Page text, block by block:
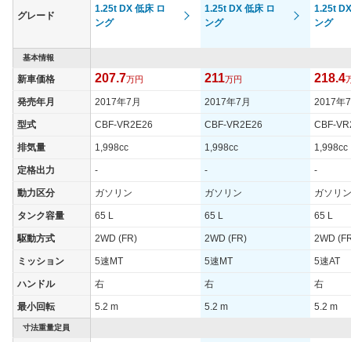
グレード
1.25t DX 低床 ロ
ング
1.25t DX 低床 ロ
ング
1.25t
ング
基本情報
新車価格 207.7万円 211万円 218.4
発売年月 2017年7月 2017年7月 2017年
型式 CBF-VR2E26 CBF-VR2E26 CBF-
排気量 1,998cc 1,998cc 1,998cc
定格出力 - - -
動力区分 ガソリン ガソリン ガソリン
タンク容量 65 L 65 L 65 L
駆動方式 2WD (FR) 2WD (FR) 2WD
ミッション 5速MT 5速MT 5速AT
ハンドル 右 右 右
最小回転 5.2 m 5.2 m 5.2 m
寸法重量定員